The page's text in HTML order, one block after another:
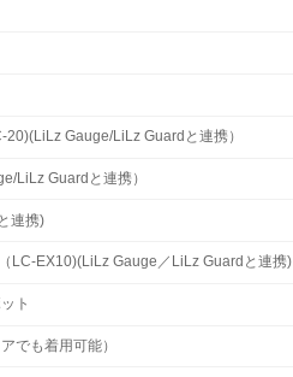
Gauge/LiLz Guardと連携）
LiLz Guardと連携）
連携)
LC-EX10)(LiLz Gauge／LiLz Guardと連携)
ト
でも着用可能）